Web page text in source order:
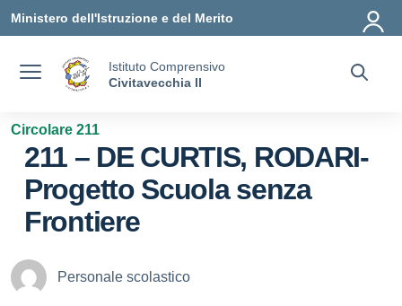
Ministero dell'Istruzione e del Merito
Istituto Comprensivo
Civitavecchia II
Circolare 211
211 – DE CURTIS, RODARI-
Progetto Scuola senza
Frontiere
Personale scolastico